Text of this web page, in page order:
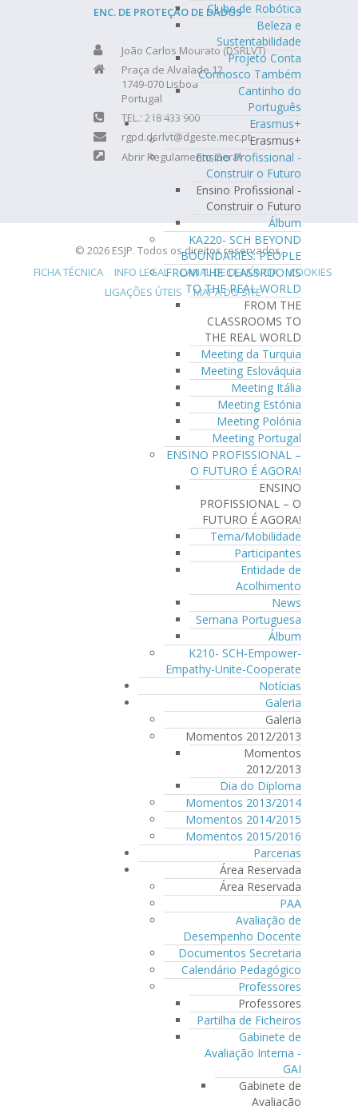
Clube de Robótica
Beleza e
Sustentabilidade
Projeto Conta
Connosco Também
Cantinho do
Português
Erasmus+
Erasmus+
Ensino Profissional -
Construir o Futuro
Ensino Profissional -
Construir o Futuro
Álbum
KA220- SCH BEYOND
BOUNDARIES: PEOPLE
FROM THE CLASSROOMS
TO THE REAL WORLD
FROM THE
CLASSROOMS TO
THE REAL WORLD
Meeting da Turquia
Meeting Eslováquia
Meeting Itália
Meeting Estónia
Meeting Polónia
Meeting Portugal
ENSINO PROFISSIONAL –
O FUTURO É AGORA!
ENSINO
PROFISSIONAL – O
FUTURO É AGORA!
Tema/Mobilidade
Participantes
Entidade de
Acolhimento
News
Semana Portuguesa
Álbum
K210- SCH-Empower-
Empathy-Unite-Cooperate
Notícias
Galeria
Galeria
Momentos 2012/2013
Momentos
2012/2013
Dia do Diploma
Momentos 2013/2014
Momentos 2014/2015
Momentos 2015/2016
Parcerias
Área Reservada
Área Reservada
PAA
Avaliação de
Desempenho Docente
Documentos Secretaria
Calendário Pedagógico
Professores
Professores
Partilha de Ficheiros
Gabinete de
Avaliação Interna -
GAI
Gabinete de
Avaliação
ENC. DE PROTEÇÃO DE DADOS
João Carlos Mourato (DSRLVT)
Praça de Alvalade 12
1749-070 Lisboa
Portugal
TEL.: 218 433 900
rgpd.dsrlvt@dgeste.mec.pt
Abrir Regulamento Geral
© 2026 ESJP. Todos os direitos reservados.
FICHA TÉCNICA
INFO LEGAL CANAL DE DENÚNCIA
COOKIES
LIGAÇÕES ÚTEIS
MAPA DO SITE